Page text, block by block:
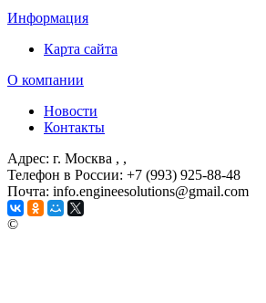
Информация
Карта сайта
О компании
Новости
Контакты
Адрес: г. Москва , ,
Телефон в России: +7 (993) 925-88-48
Почта: info.engineesolutions@gmail.com
©